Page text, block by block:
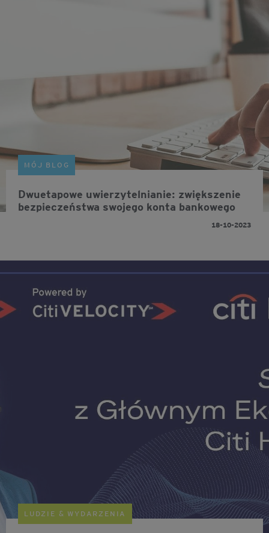
MÓJ BLOG
Dwuetapowe uwierzytelnianie: zwiększenie
bezpieczeństwa swojego konta bankowego
18-10-2023
LUDZIE & WYDARZENIA